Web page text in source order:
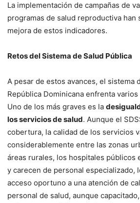
La implementación de campañas de
programas de salud reproductiva han
mejora de estos indicadores.
Retos del Sistema de Salud Pública
A pesar de estos avances, el sistema
República Dominicana enfrenta
Uno de los más graves es la
los servicios de salud. Aunque el
cobertura, la calidad de los servicios
considerablemente entre las zonas
áreas rurales, los hospitales públicos
y carecen de personal especializado,
acceso oportuno a una atención de
personal de salud, aunque